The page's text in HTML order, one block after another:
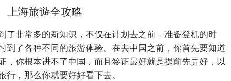
上海旅遊全攻略
了非常多的新知识，不仅在计划去之前，准备登机的时
到了各种不同的旅游体验。在去中国之前，你首先要知道
，你根本进不了中国，而且签证最好就是提前先弄好，以
，那么你就要好好看下去。